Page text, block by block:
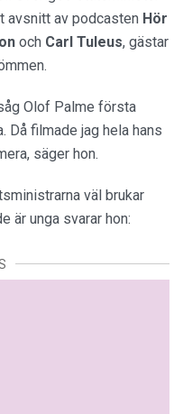
avsnitt av podcasten Hör
och Carl Tuleus, gästar
Olof Palme första
Då filmade jag hela hans
säger hon.
väl brukar
är unga svarar hon: